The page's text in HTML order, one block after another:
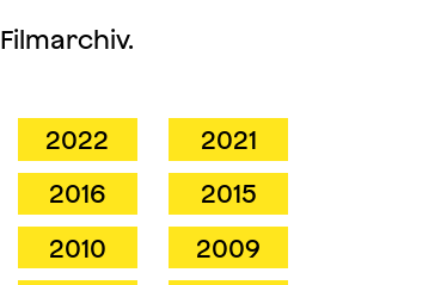
2022
2021
2016
2015
2010
2009